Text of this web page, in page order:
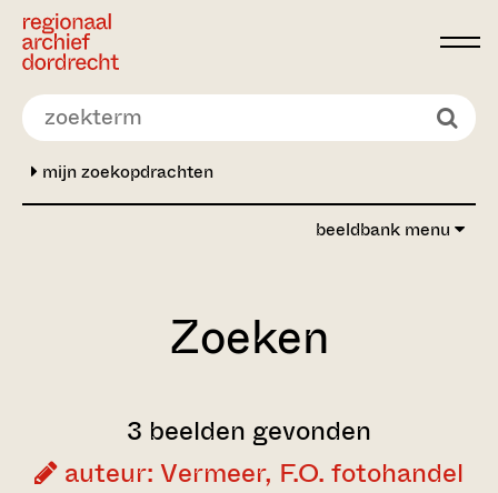
Ga direct naar de inhoud
mijn zoekopdrachten
beeldbank menu
Zoeken
3 beelden gevonden
auteur: Vermeer, F.O. fotohandel